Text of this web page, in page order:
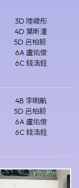
3D 陸峻彤
4D 葉昕潼
5D 呂柏毅
6A 盧佑俊
6C 錢浩銓
4B 李明航
5D 呂柏毅
6A 盧佑俊
6C 錢浩銓